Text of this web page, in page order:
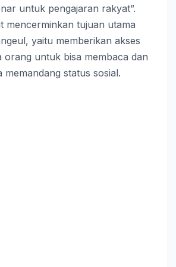
untuk pengajaran rakyat”.
mencerminkan tujuan utama
yaitu memberikan akses
orang untuk bisa membaca dan
memandang status sosial.